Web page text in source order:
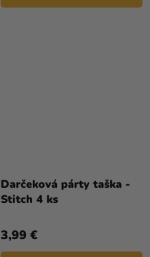
Darčeková párty taška -
Stitch 4 ks
3,99 €